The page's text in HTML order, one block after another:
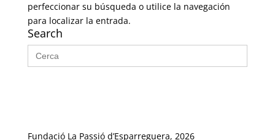
perfeccionar su búsqueda o utilice la navegación
para localizar la entrada.
Search
Buscar:
Fundació La Passió d’Esparreguera, 2026